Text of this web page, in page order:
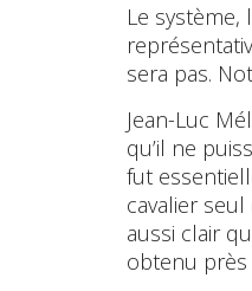
Le
sera pas.
Jean-Luc
qu’il ne
fut
cavalier
aussi clair
obtenu près